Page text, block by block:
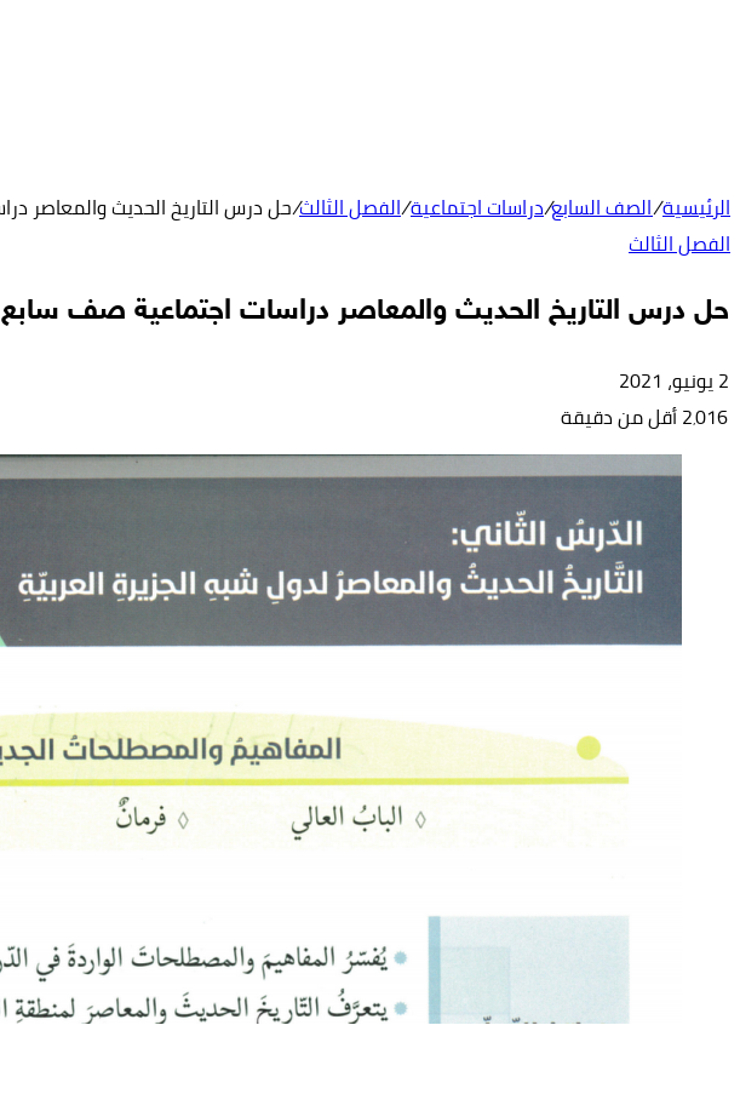
الرئيسية/الصف السابع/دراسات اجتماعية/الفصل الثالث/حل درس التاريخ الحديث والمعاصر
الفصل الثالث
حل درس التاريخ الحديث والمعاصر دراسات اجتماعية صف سابع
2 يونيو، 2021
2٬016 أقل من دقيقة